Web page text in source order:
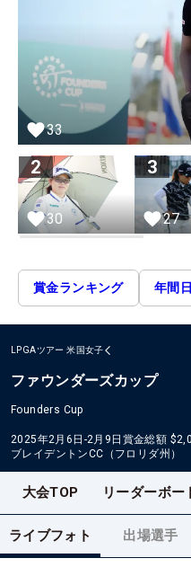
33
2
30
3
27
賞金ランキング 年間
LPGAツアー 米国女子
ファウンダーズカップ
Founders Cup
2025年2月6日-2月9日 賞金総額
ブレイデントンCC（フロリダ州）
大会TOP リーダーボー
ライブフォト 出場選手